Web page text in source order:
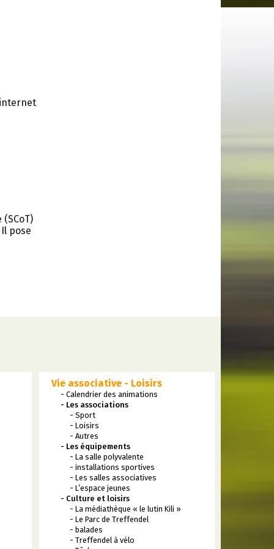
pose
Vie associative - Loisirs
- Calendrier des animations
- Les associations
- Sport
- Loisirs
- Autres
- Les équipements
- La salle polyvalente
- installations sportives
- Les salles associatives
- L’espace jeunes
- Culture et loisirs
- La médiathèque « le lutin Kili »
- Le Parc de Treffendel
- balades
- Treffendel à vélo